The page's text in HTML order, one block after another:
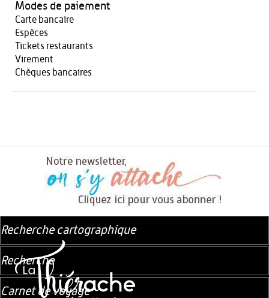
Modes de paiement
Carte bancaire
Espèces
Tickets restaurants
Virement
Chèques bancaires
Recherche cartographique
Recherche
Carnet de voyage